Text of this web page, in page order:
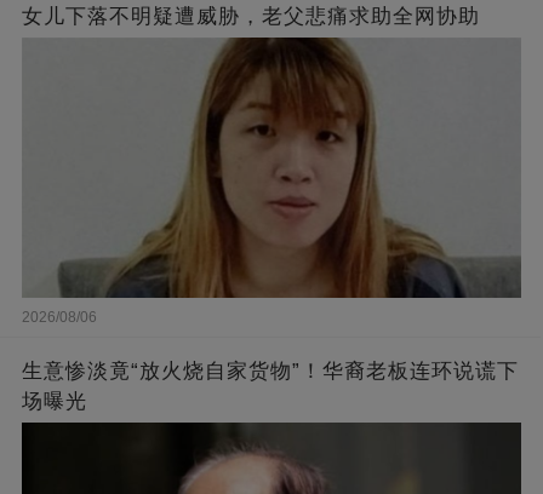
女儿下落不明疑遭威胁，老父悲痛求助全网协助
2026/08/06
生意惨淡竟“放火烧自家货物”！华裔老板连环说谎下
场曝光